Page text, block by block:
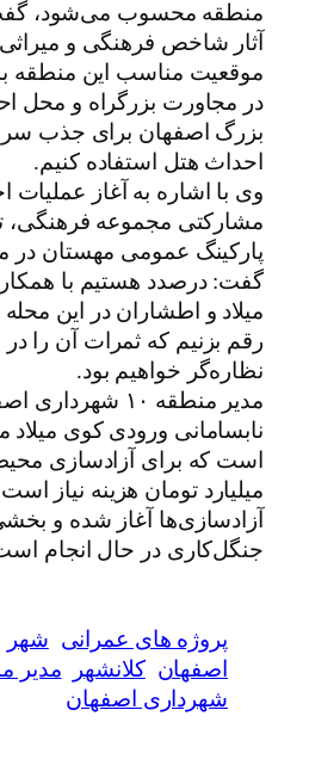
منطقه محسوب می‌شود، گفت:
آثار شاخص فرهنگی و
موقعیت مناسب این منطقه
در مجاورت بزرگراه و محل
بزرگ اصفهان برای جذب
احداث هتل استفاده کنیم.
وی با اشاره به آغاز عملیات
مشارکتی مجموعه فرهنگی،
پارکینگ عمومی مهستان در
گفت: درصدد هستیم با
میلاد و اطشاران در این محله
رقم بزنیم که ثمرات آن را
نظاره‌گر خواهیم بود.
مدیر منطقه ۱۰
نابسامانی ورودی کوی میلاد
میلیارد تومان هزینه نیاز
آزادسازی‌ها آغاز شده و
جنگل‌کاری در حال انجام
پروژه های عمرانی شهر
اصفهان کلانشهر
شهرداری اصفهان